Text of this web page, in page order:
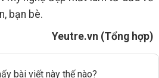
bạn bè.
Yeutre.vn (Tổng hợp)
bài viết này thế nào?